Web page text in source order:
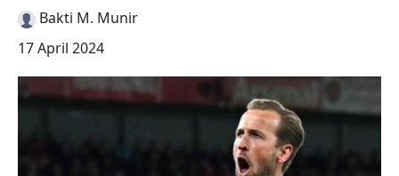
Bakti M. Munir
17 April 2024